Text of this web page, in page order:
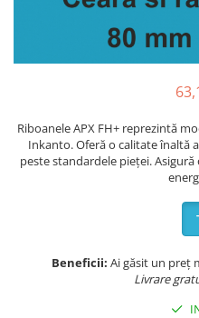
Pungi ziplock cu fermoar
Tuburi de carton
Separatoare carton si coltare
Riboanele APX FH+ reprezintă
Inkanto. Oferă o calitate înaltă
peste standardele pieței.
Beneficii: Ai găsit un preț
Livrare